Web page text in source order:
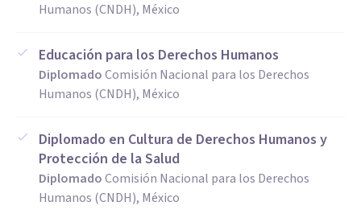
Humanos (CNDH), México
Educación para los Derechos Humanos
DiplomadoComisión Nacional para los Derechos
Humanos (CNDH), México
Diplomado en Cultura de Derechos Humanos y
Protección de la Salud
DiplomadoComisión Nacional para los Derechos
Humanos (CNDH), México